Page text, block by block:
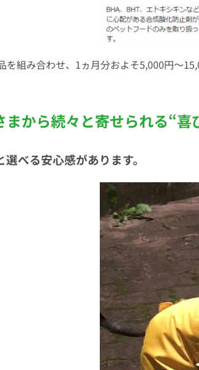
を組み合わせ、1ヵ月分およそ5,000円～
から続々と寄せられる“喜
べる安⼼感があります。